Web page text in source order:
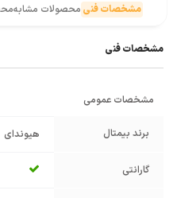
مشخصات فنی محصولات مشابه
مشخصات فنی
مشخصات عمومی
برند بیمتال هیوندای
گارانتی